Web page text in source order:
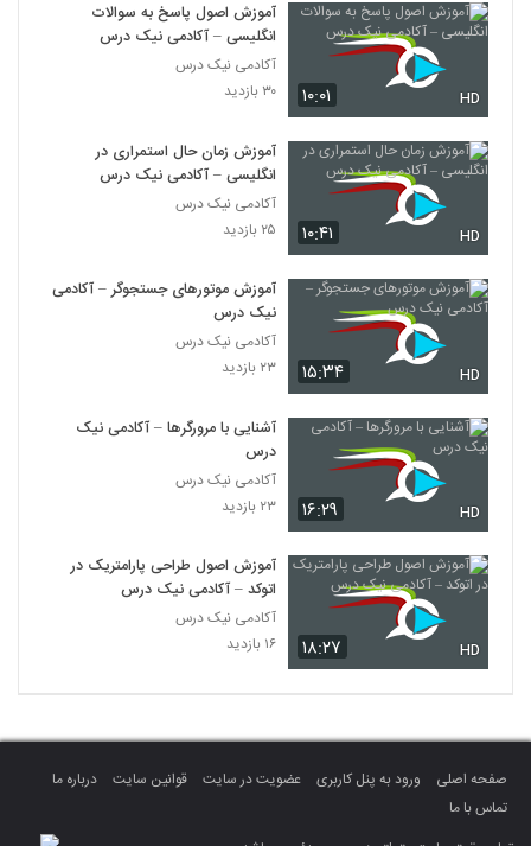
۱۰:۰۱ HD
آموزش اصول پاسخ به سوالات
انگلیسی – آکادمی نیک درس
آکادمی نیک درس
۳۰ بازدید
۱۰:۴۱ HD
آموزش زمان حال استمراری در
انگلیسی – آکادمی نیک درس
آکادمی نیک درس
۲۵ بازدید
۱۵:۳۴ HD
آموزش موتورهای جستجوگر – آکادمی
نیک درس
آکادمی نیک درس
۲۳ بازدید
۱۶:۲۹ HD
آشنایی با مرورگرها – آکادمی نیک
درس
آکادمی نیک درس
۲۳ بازدید
۱۸:۲۷ HD
آموزش اصول طراحی پارامتریک در
اتوکد – آکادمی نیک درس
آکادمی نیک درس
۱۶ بازدید
صفحه اصلی ورود به پنل کاربری عضویت در سایت قوانین سایت
درباره ما
تماس با ما